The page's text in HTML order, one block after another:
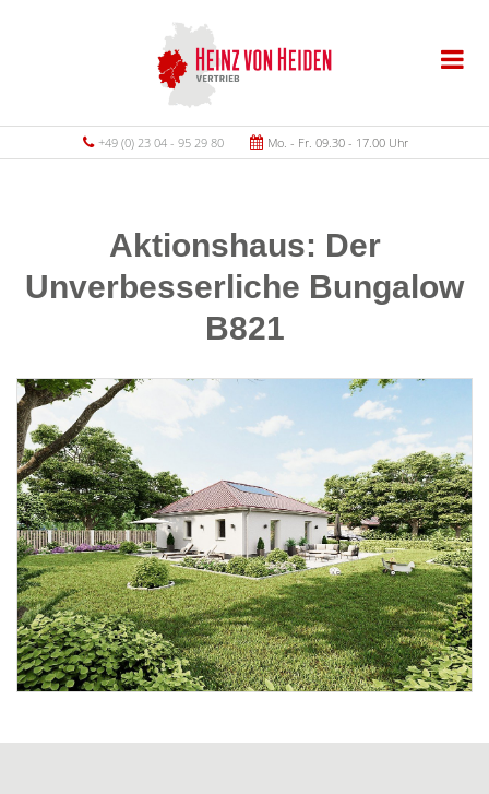
+49 (0) 23 04 - 95 29 80 Mo. - Fr. 09.30 - 17.00 Uhr
Aktionshaus: Der
Unverbesserliche Bungalow
B821